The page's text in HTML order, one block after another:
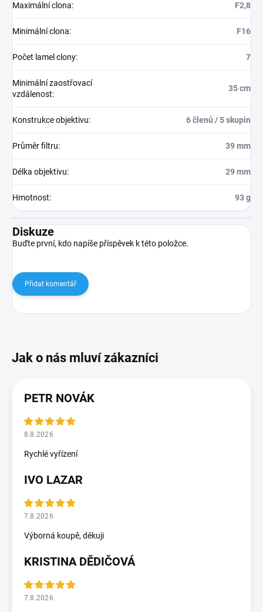
Maximální clona: F2,8
Minimální clona: F16
Počet lamel clony: 7
Minimální zaostřovací
vzdálenost:
35 cm
Konstrukce objektivu: 6 členů / 5 skupin
Průměr filtru: 39 mm
Délka objektivu: 29 mm
Hmotnost: 93 g
Diskuze
Buďte první, kdo napíše příspěvek k této položce.
Přidat komentář
PETR NOVÁK
8.8.2026
Rychlé vyřízení
IVO LAZAR
7.8.2026
Výborná koupě, děkuji
KRISTINA DĚDIČOVÁ
7.8.2026